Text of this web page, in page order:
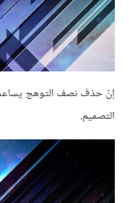
إنّ حذف نصف التوهج
التصميم.